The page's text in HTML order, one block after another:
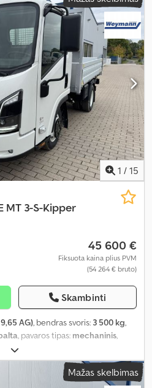
1 / 15
MT 3-S-Kipper
45 600 €
Fiksuota kaina plius PVM
(54 264 € bruto)
Skambinti
AG), bendras svoris: 3 500 kg,
, pavaros tipas: mechaninis,
ABS, centrinis užraktas,
(ESP), oro kondicionavimas,
Mažas skelbimas